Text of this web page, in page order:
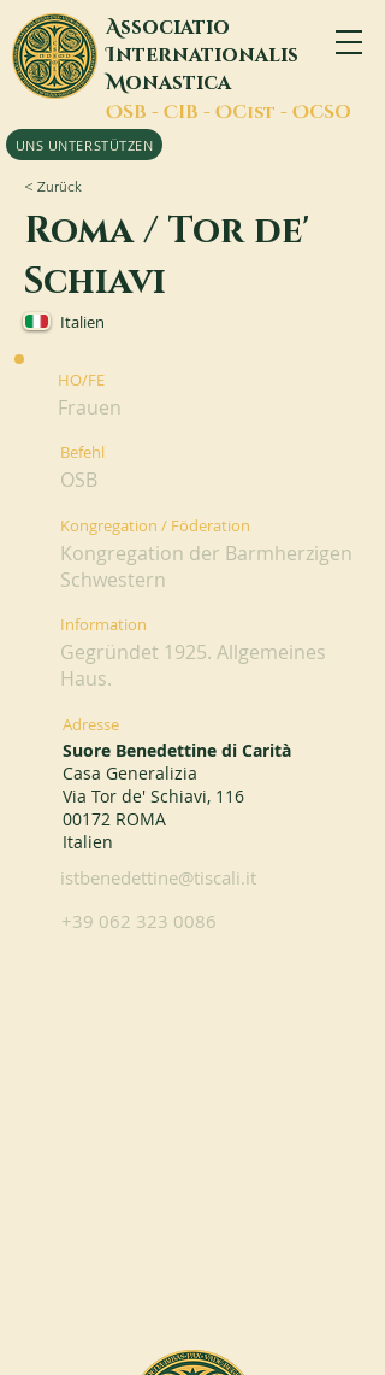
Associatio
Internationalis
Monastica
OSB - CIB - OCist - OCSO
UNS UNTERSTÜTZEN
< Zurück
Roma / Tor de'
Schiavi
Italien
HO/FE
Frauen
Befehl
OSB
Kongregation / Föderation
Kongregation der Barmherzigen
Schwestern
Information
Gegründet 1925. Allgemeines
Haus.
Adresse
Suore Benedettine di Carità
Casa Generalizia
Via Tor de' Schiavi, 116
00172 ROMA
Italien
istbenedettine@tiscali.it
+39 062 323 0086